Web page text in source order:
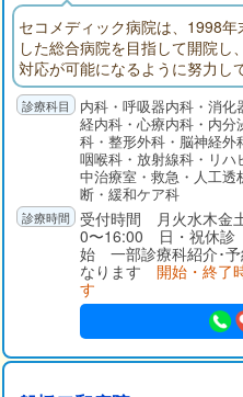
セコメディック病院は、1998
した総合病院を目指して開院し
対応が可能になるように努力し
期リハビリテーション病棟、地
療にも注力しております。
内科・呼吸器内科・消
経内科・心療内科・内
科・整形外科・脳神経
咽喉科・放射線科・リ
中治療室・救急・人工
断・緩和ケア科
受付時間 月火水木金
0〜16:00 日・祝休診
始 一部診療科紹介･
なります 開始・終了
す